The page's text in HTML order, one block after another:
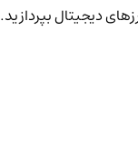
دیجیتال